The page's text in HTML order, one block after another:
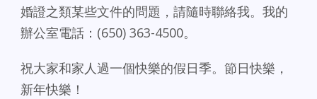
婚證之類某些文件的問題，請隨時聯絡我。我的
辦公室電話：(650) 363-4500。
祝大家和家人過一個快樂的假日季。節日快樂，
新年快樂！